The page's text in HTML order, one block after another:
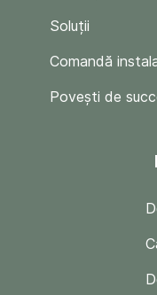
Soluții
Comandă
Povești de